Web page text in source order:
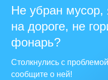
Не убран мусор,
на дороге, не
фонарь?
Столкнулись с
сообщите о ней!